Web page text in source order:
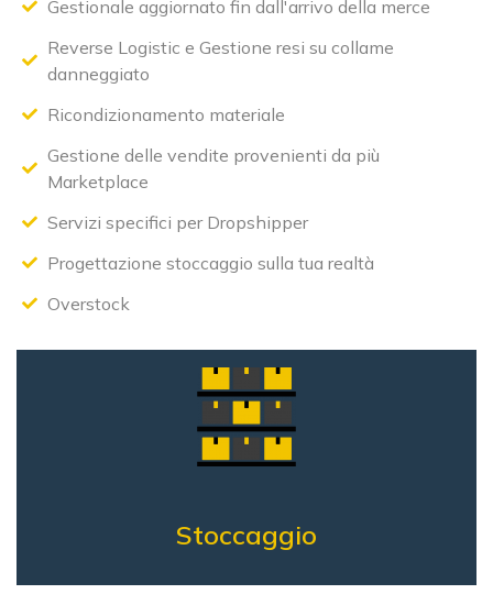
Gestionale aggiornato fin dall'arrivo della merce
Reverse Logistic e Gestione resi su collame
danneggiato
Ricondizionamento materiale
Gestione delle vendite provenienti da più
Marketplace
Servizi specifici per Dropshipper
Progettazione stoccaggio sulla tua realtà
Overstock
Stoccaggio